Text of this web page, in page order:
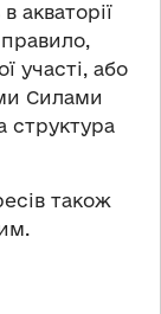
акваторії
участі, або
Силами
структура
також